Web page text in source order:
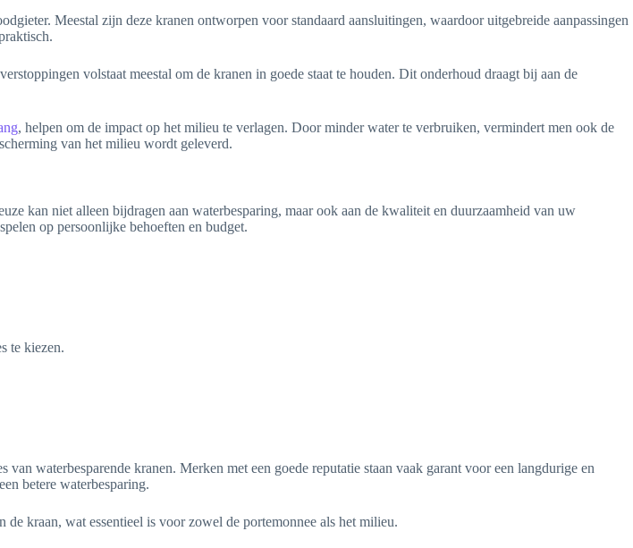
Meestal zijn deze kranen ontworpen voor standaard aansluitingen, waardoor uitgebreide aanpassingen
volstaat meestal om de kranen in goede staat te houden. Dit onderhoud draagt bij aan de
, helpen om de impact op het milieu te verlagen. Door minder water te verbruiken, vermindert men ook de
van het milieu wordt geleverd.
kan niet alleen bijdragen aan waterbesparing, maar ook aan de kwaliteit en duurzaamheid van uw
op persoonlijke behoeften en budget.
te kiezen.
waterbesparende kranen. Merken met een goede reputatie staan vaak garant voor een langdurige en
betere waterbesparing.
kraan, wat essentieel is voor zowel de portemonnee als het milieu.